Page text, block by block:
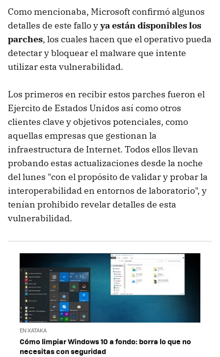
Como mencionaba, Microsoft confirmó algunos
detalles de este fallo yya están disponibles los
parches, los cuales hacen que el operativo pueda
detectar y bloquear el malware que intente
utilizar esta vulnerabilidad.
Los primeros en recibir estos parches fueron el
Ejercito de Estados Unidos así como otros
clientes clave y objetivos potenciales, como
aquellas empresas que gestionan la
infraestructura de Internet. Todos ellos llevan
probando estas actualizaciones desde la noche
del lunes "con el propósito de validar y probar la
interoperabilidad en entornos de laboratorio", y
tenían prohibido revelar detalles de esta
vulnerabilidad.
EN XATAKA
Cómo limpiar Windows 10 a fondo: borra lo que no
necesitas con seguridad